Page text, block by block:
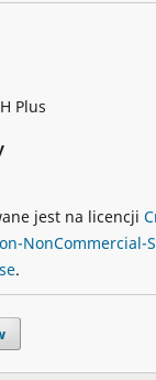
Plus
jest na licencji
NonCommercial-
.